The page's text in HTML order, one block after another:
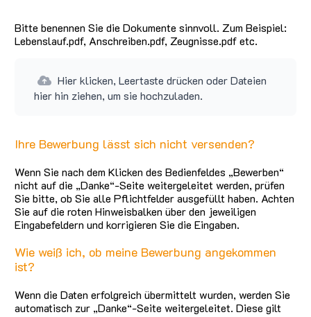
Bitte benennen Sie die Dokumente sinnvoll. Zum Beispiel:
Lebenslauf.pdf, Anschreiben.pdf, Zeugnisse.pdf etc.
Hier klicken, Leertaste drücken oder Dateien
hier hin ziehen, um sie hochzuladen.
Ihre Bewerbung lässt sich nicht versenden?
Wenn Sie nach dem Klicken des Bedienfeldes „Bewerben“
nicht auf die „Danke“-Seite weitergeleitet werden, prüfen
Sie bitte, ob Sie alle Pflichtfelder ausgefüllt haben. Achten
Sie auf die roten Hinweisbalken über den jeweiligen
Eingabefeldern und korrigieren Sie die Eingaben.
Wie weiß ich, ob meine Bewerbung angekommen
ist?
Wenn die Daten erfolgreich übermittelt wurden, werden Sie
automatisch zur „Danke“-Seite weitergeleitet. Diese gilt